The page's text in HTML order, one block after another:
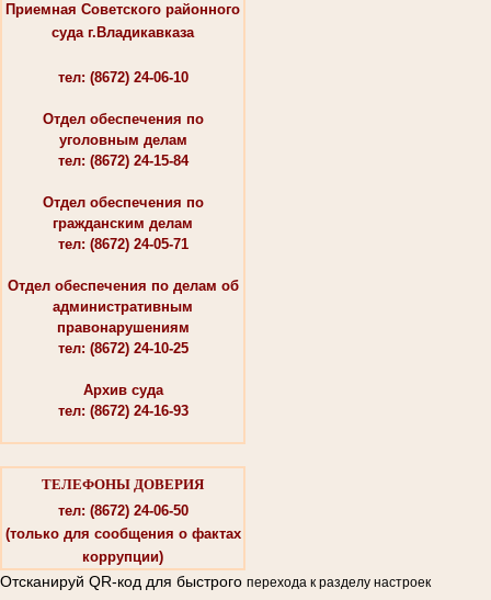
Приемная Советского районного
суда г.Владикавказа
тел: (8672) 24-06-10
Отдел обеспечения по
уголовным делам
тел: (8672) 24-15-84
Отдел обеспечения по
гражданским делам
тел: (8672) 24-05-71
Отдел обеспечения по делам об
административным
правонарушениям
тел: (8672) 24-10-25
Архив суда
тел: (8672) 24-16-93
ТЕЛЕФОНЫ ДОВЕРИЯ
тел: (8672) 24-06-50
(только для сообщения о фактах
коррупции)
Отсканируй QR-код для быстрого перехода к разделу настроек